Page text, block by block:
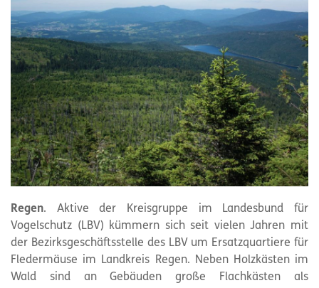
Regen. Aktive der Kreisgruppe im Landesbund für
Vogelschutz (LBV) kümmern sich seit vielen Jahren mit
der Bezirksgeschäftsstelle des LBV um Ersatzquartiere für
Fledermäuse im Landkreis Regen. Neben Holzkästen im
Wald sind an Gebäuden große Flachkästen als